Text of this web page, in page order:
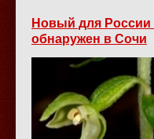
Новый для России
обнаружен в Сочи